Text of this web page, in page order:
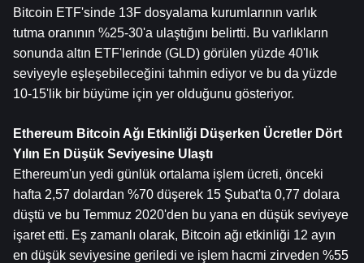
Bitcoin ETF'sinde 13F dosyalama kurumlarının varlık
tutma oranının %25-30'a ulaştığını belirtti. Bu varlıkların
sonunda altın ETF'lerinde (GLD) görülen yüzde 40'lık
seviyeyle eşleşebileceğini tahmin ediyor ve bu da yüzde
10-15'lik bir büyüme için yer olduğunu gösteriyor.
Ethereum Bitcoin Ağı Etkinliği Düşerken Ücretler Dört
Yılın En Düşük Seviyesine Ulaştı
Ethereum'un yedi günlük ortalama işlem ücreti, önceki
hafta 2,57 dolardan %70 düşerek 15 Şubat'ta 0,77 dolara
düştü ve bu Temmuz 2020'den bu yana en düşük seviyeye
işaret etti. Eş zamanlı olarak, Bitcoin ağı etkinliği 12 ayın
en düşük seviyesine geriledi ve işlem hacmi zirveden %55